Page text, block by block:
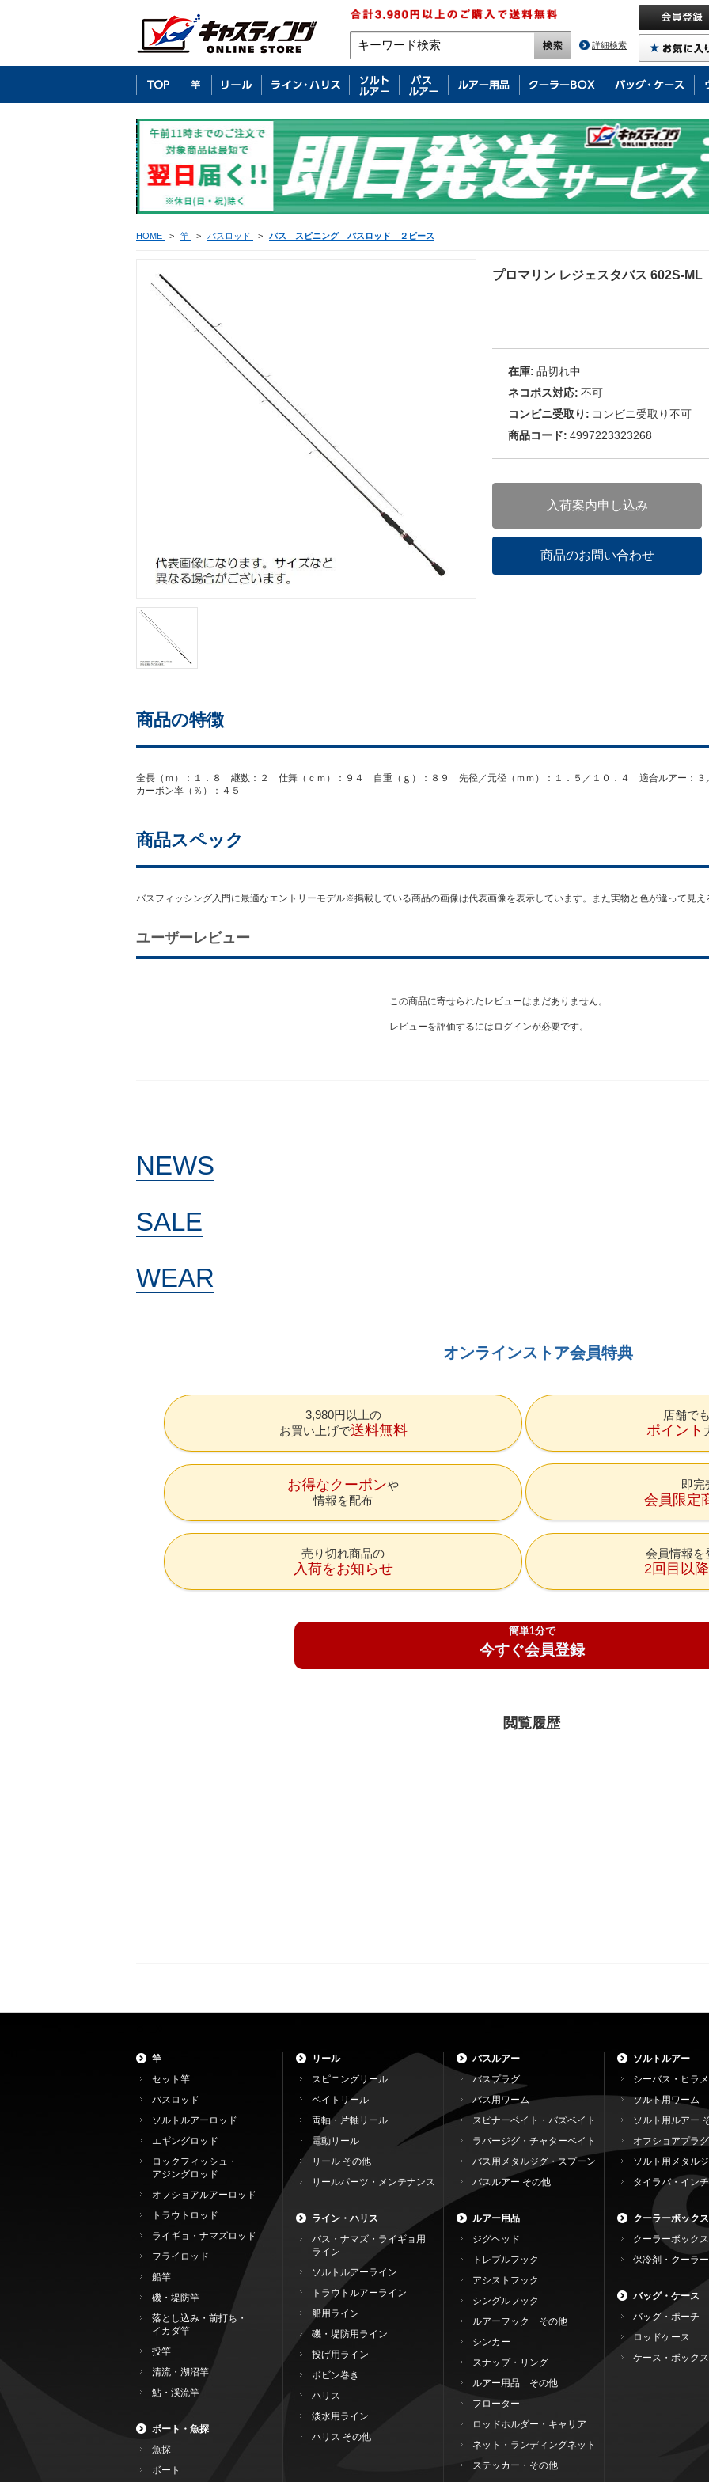
詳細検索
HOME > 竿 > バスロッド > バス スピニング バスロッド ２ピース
プロマリン レジェスタバス 602S-ML
在庫: 品切れ中
ネコポス対応: 不可
コンビニ受取り: コンビニ受取り不可
商品コード: 4997223323268
入荷案内申し込み
商品のお問い合わせ
商品の特徴
全長（ｍ）：１．８ 継数：２ 仕舞（ｃｍ）：９４ 自重（ｇ）：８９ 先径／元径（ｍｍ）：１．５／１０．４ 適合ルアー：
カーボン率（％）：４５
商品スペック
バスフィッシング入門に最適なエントリーモデル※掲載している商品の画像は代表画像を表示しています。また実物と色が違って見
ユーザーレビュー
この商品に寄せられたレビューはまだありません。
レビューを評価するには ログインが必要です。
NEWS
SALE
WEAR
オンラインストア会員特典
3,980円以上の
お買い上げで送料無料
店舗で
ポイント
お得なクーポン
情報を配布
即完
会員限定
売り切れ商品の
入荷をお知らせ
会員情報を
2回目以
簡単1分で
今すぐ会員登録
閲覧履歴
竿
セット竿
バスロッド
ソルトルアーロッド
エギングロッド
ロックフィッシュ・
アジングロッド
オフショアルアーロッド
トラウトロッド
ライギョ・ナマズロッド
フライロッド
船竿
磯・堤防竿
落とし込み・前打ち・
イカダ竿
投竿
清流・湖沼竿
鮎・渓流竿
ボート・魚探
魚探
ボート
リール
スピニングリール
ベイトリール
両軸・片軸リール
電動リール
リール その他
リールパーツ・メンテナンス
ライン・ハリス
バス・ナマズ・ライギョ用
ライン
ソルトルアーライン
トラウトルアーライン
船用ライン
磯・堤防用ライン
投げ用ライン
ボビン巻き
ハリス
淡水用ライン
ハリス その他
バスルアー
バスプラグ
バス用ワーム
スピナーベイト・バズベイト
ラバージグ・チャターベイト
バス用メタルジグ・スプーン
バスルアー その他
ルアー用品
ジグヘッド
トレブルフック
アシストフック
シングルフック
ルアーフック その他
シンカー
スナップ・リング
ルアー用品 その他
フローター
ロッドホルダー・キャリア
ネット・ランディングネット
ステッカー・その他
ソルトルアー
シーバス・ヒラ
ソルト用ワーム
ソルト用ルアー
オフショアプラグ
ソルト用メタル
タイラバ・イン
クーラーボックス
クーラーボックス
保冷剤・クーラ
バッグ・ケース
バッグ・ポーチ
ロッドケース
ケース・ボックス